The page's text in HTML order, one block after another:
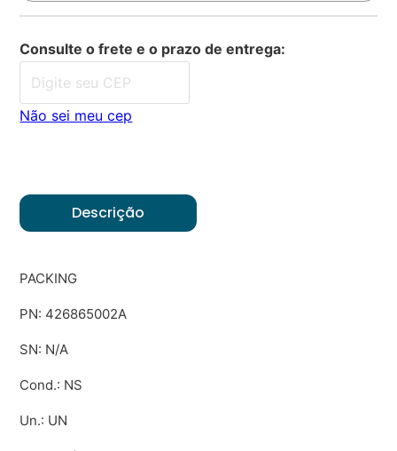
Consulte o frete e o prazo de entrega:
Não sei meu cep
Descrição
PACKING
PN: 426865002A
SN: N/A
Cond.: NS
Un.: UN